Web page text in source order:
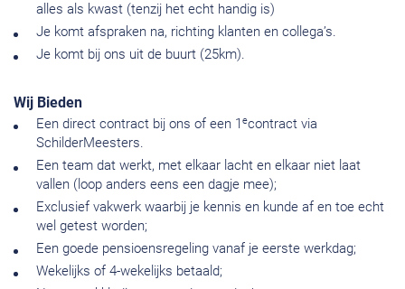
alles als kwast (tenzij het echt handig is)
Je komt afspraken na, richting klanten en collega’s.
Je komt bij ons uit de buurt (25km).
Wij Bieden
Een direct contract bij ons of een 1 econtract via
SchilderMeesters.
Een team dat werkt, met elkaar lacht en elkaar niet laat
vallen (loop anders eens een dagje mee);
Exclusief vakwerk waarbij je kennis en kunde af en toe echt
wel getest worden;
Een goede pensioensregeling vanaf je eerste werkdag;
Wekelijks of 4-wekelijks betaald;